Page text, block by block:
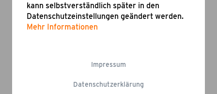
kann selbstverständlich später in den
Datenschutzeinstellungen geändert werden.
Mehr Informationen
Datenschutzerklärung
Impressum